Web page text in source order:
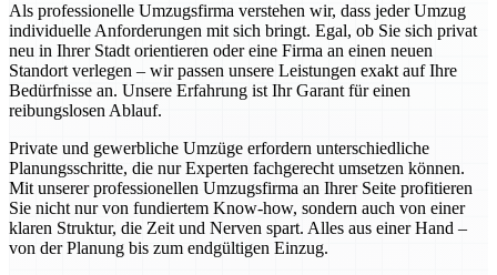
Als professionelle Umzugsfirma verstehen wir, dass jeder Umzug
individuelle Anforderungen mit sich bringt. Egal, ob Sie sich privat
neu in Ihrer Stadt orientieren oder eine Firma an einen neuen
Standort verlegen – wir passen unsere Leistungen exakt auf Ihre
Bedürfnisse an. Unsere Erfahrung ist Ihr Garant für einen
reibungslosen Ablauf.
Private und gewerbliche Umzüge erfordern unterschiedliche
Planungsschritte, die nur Experten fachgerecht umsetzen können.
Mit unserer professionellen Umzugsfirma an Ihrer Seite profitieren
Sie nicht nur von fundiertem Know-how, sondern auch von einer
klaren Struktur, die Zeit und Nerven spart. Alles aus einer Hand –
von der Planung bis zum endgültigen Einzug.